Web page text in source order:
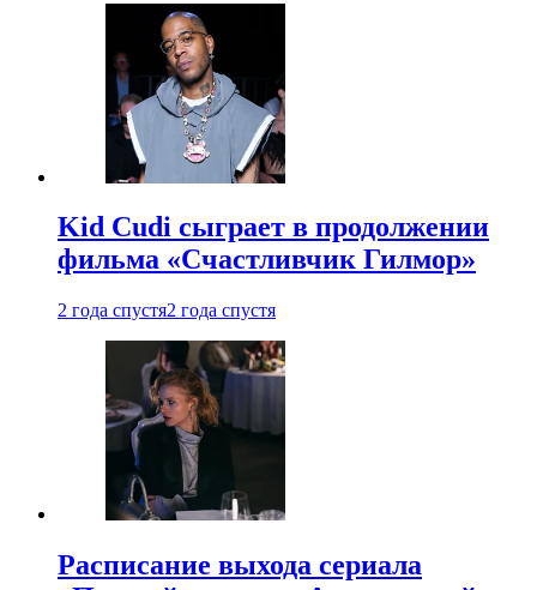
Kid Cudi сыграет в продолжении
фильма «Счастливчик Гилмор»
2 года спустя2 года спустя
Расписание выхода сериала